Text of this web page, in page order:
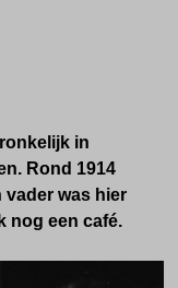
in
Rond 1914
vader was hier
nog een café.